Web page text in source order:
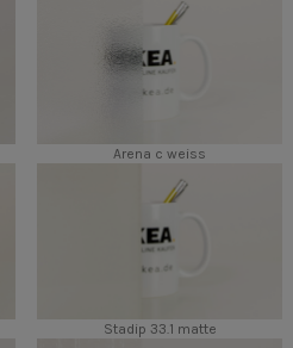
Arena c weiss
Stadip 33.1 matte